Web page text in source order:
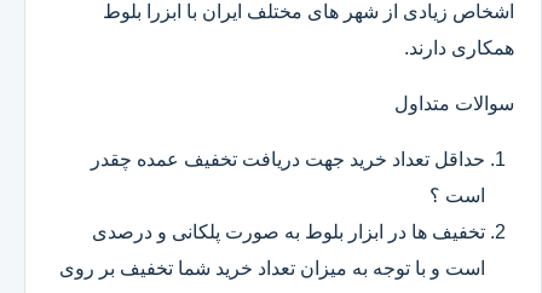
اشخاص زیادی از شهر های مختلف ایران با ابزرا بلوط
همکاری دارند.
سوالات متداول
حداقل تعداد خرید جهت دریافت تخفیف عمده چقدر
است ؟
تخفیف ها در ابزار بلوط به صورت پلکانی و درصدی
است و با توجه به میزان تعداد خرید شما تخفیف بر روی